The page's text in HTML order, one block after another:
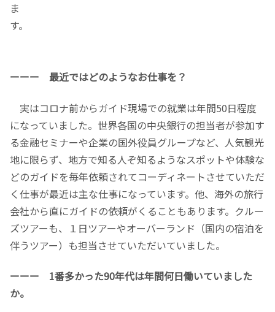
ま
す。
ーーー 最近ではどのようなお仕事を？
実はコロナ前からガイド現場での就業は年間50日程度
になっていました。世界各国の中央銀行の担当者が参加す
る金融セミナーや企業の国外役員グループなど、人気観光
地に限らず、地方で知る人ぞ知るようなスポットや体験な
どのガイドを毎年依頼されてコーディネートさせていただ
く仕事が最近は主な仕事になっています。他、海外の旅行
会社から直にガイドの依頼がくることもあります。クルー
ズツアーも、１日ツアーやオーバーランド（国内の宿泊を
伴うツアー）も担当させていただいていました。
ーーー 1番多かった90年代は年間何日働いていました
か。